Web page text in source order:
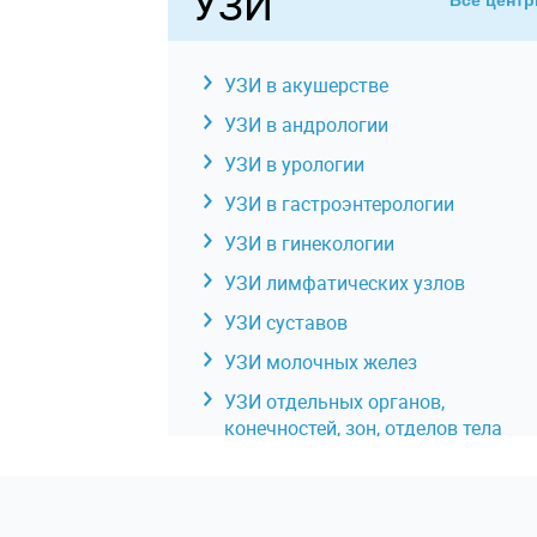
УЗИ в акушерстве
УЗИ в андрологии
УЗИ в урологии
УЗИ в гастроэнтерологии
УЗИ в гинекологии
УЗИ лимфатических узлов
УЗИ суставов
УЗИ молочных желез
УЗИ отдельных органов,
конечностей, зон, отделов тела